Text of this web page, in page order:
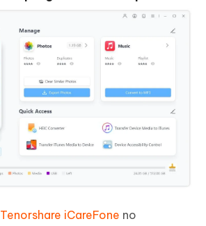
Tenorshare iCareFone no